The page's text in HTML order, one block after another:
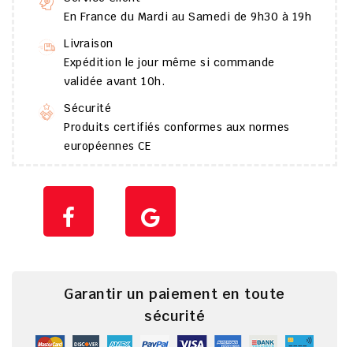
En France du Mardi au Samedi de 9h30 à 19h
Livraison
Expédition le jour même si commande
validée avant 10h.
Sécurité
Produits certifiés conformes aux normes
européennes CE
Garantir un paiement en toute
sécurité